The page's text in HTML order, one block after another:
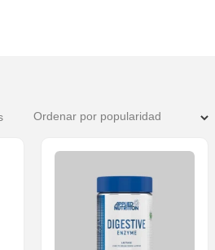
Ordenado
popularidad